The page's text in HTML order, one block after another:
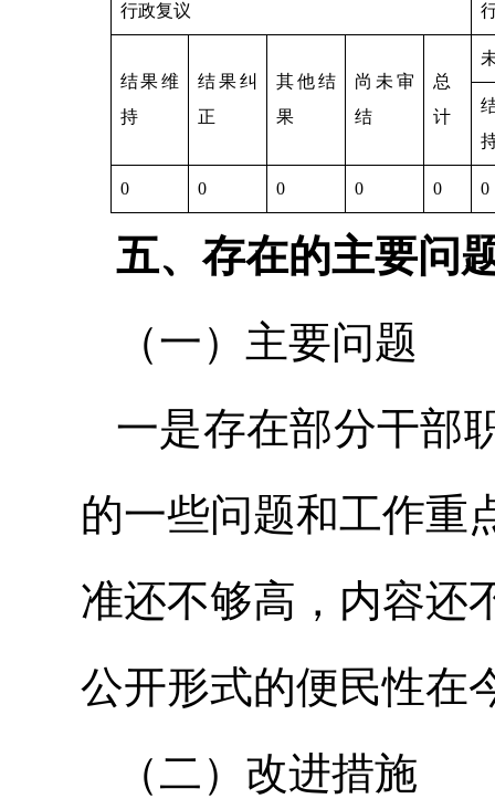
行政复议
结果维
持
结果纠
正
其他结
果
尚未审
结
总
计
0 0 0 0 0 0
五、存在的主要问
（一）主要问题
一是存在部分干部
的一些问题和工作重
准还不够高，内容还
公开形式的便民性在
（二）改进措施